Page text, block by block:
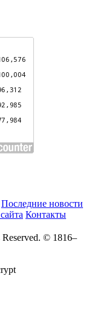
Последние новости
Контакты
© 1816–